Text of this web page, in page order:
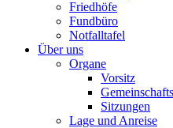
Friedhöfe
Fundbüro
Notfalltafel
Über uns
Organe
Vorsitz
Sitzungen
Lage und Anreise